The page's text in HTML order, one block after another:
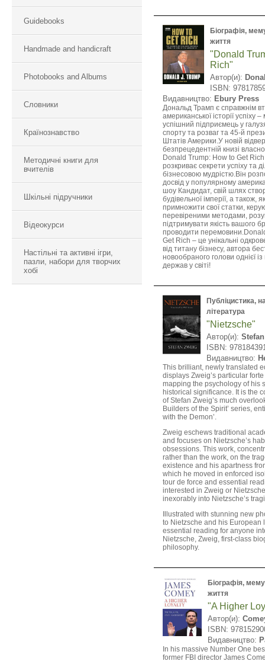
Guidebooks
Handmade and handicraft
Photobooks and Albums
Словники
Країнознавство
Методичні книги для
вчителів
Шкільні підручники
Відеокурси
Настільні та активні ігри,
пазли, набори для творчих
хобі
Біографія,
життя
"Donald
Rich"
Автор(и):
ISBN:
Видавництво: Ebury Press
Дональд Трамп є справжнім
американської історії успіху
успішний підприємець у
спорту та розваг та 45-й
Штатів Америки.У новій
безпрецедентній книзі
Donald Trump: How to Get
розкриває секрети успіху та
бізнесовою мудрістю.Він
досвід у популярному
шоу Кандидат, свій шлях
будівельної імперії, а також,
примножити свої статки,
перевіреними методами,
підтримувати якість вашого
проводити
Get Rich – це унікальні
від титану бізнесу, автора
новообраного голови однієї
держав у світі!
Публіцистика,
література
"Nietzsche"
Автор(и):
ISBN:
Видавництво:
This brilliant, newly translated
displays Zweig’s particular
mapping the psychology of his
historical significance. It is the
of Stefan Zweig’s much
Builders of the Spirit’ series,
with the Demon’.
Zweig eschews traditional
and focuses on Nietzsche’s
obsessions. This work,
rather than the work, on the
existence and his apartness
which he moved in enforced
tour de force and essential
interested in Zweig or
inexorably into Nietzsche’s
Illustrated with stunning new
to Nietzsche and his European
essential reading for anyone
Nietzsche, Zweig, first-class
philosophy.
Біографія,
життя
"A Higher
Автор(и):
ISBN:
Видавництво:
In his massive Number One
former FBI director James